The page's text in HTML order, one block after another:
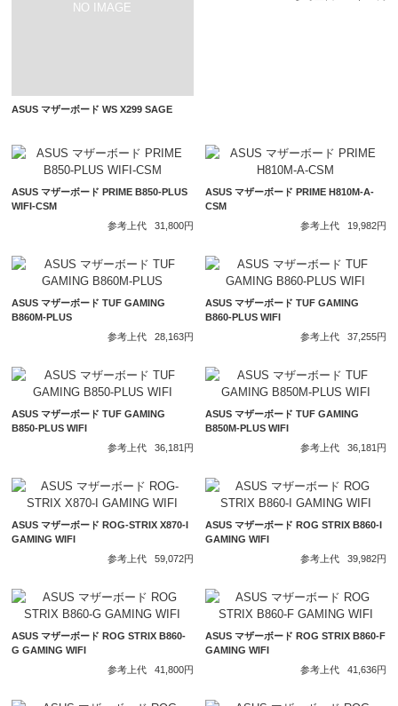
ASUS マザーボード WS X299 SAGE
ASUS マザーボード PRIME B850-PLUS
WIFI-CSM
参考上代
31,800円
ASUS マザーボード PRIME H810M-A-
CSM
参考上代
19,982円
ASUS マザーボード TUF GAMING
B860M-PLUS
参考上代
28,163円
ASUS マザーボード TUF GAMING
B860-PLUS WIFI
参考上代
37,255円
ASUS マザーボード TUF GAMING
B850-PLUS WIFI
参考上代
36,181円
ASUS マザーボード TUF GAMING
B850M-PLUS WIFI
参考上代
36,181円
ASUS マザーボード ROG-STRIX X870-I
GAMING WIFI
参考上代
59,072円
ASUS マザーボード ROG STRIX B860-I
GAMING WIFI
参考上代
39,982円
ASUS マザーボード ROG STRIX B860-
G GAMING WIFI
参考上代
41,800円
ASUS マザーボード ROG STRIX B860-F
GAMING WIFI
参考上代
41,636円